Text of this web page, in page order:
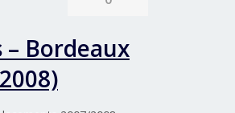
– Bordeaux